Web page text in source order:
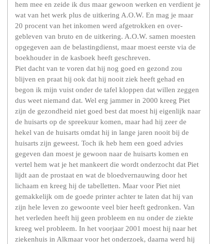
hem mee en zeide ik dus maar gewoon werken en verdient je
wat van het werk plus de uitkering A.O.W. En mag je maar
20 procent van het inkomen werd afgetrokken en over-
gebleven van bruto en de uitkering. A.O.W. samen moesten
opgegeven aan de belastingdienst, maar moest eerste via de
boekhouder in de kasboek heeft geschreven.
Piet dacht van te voren dat hij nog goed en gezond zou
blijven en praat hij ook dat hij nooit ziek heeft gehad en
begon ik mijn vuist onder de tafel kloppen dat willen zeggen
dus weet niemand dat. Wel erg jammer in 2000 kreeg Piet
zijn de gezondheid niet goed best dat moest hij eigenlijk naar
de huisarts op de spreekuur komen, maar had hij zeer de
hekel van de huisarts omdat hij in lange jaren nooit bij de
huisarts zijn geweest. Toch ik heb hem een goed advies
gegeven dan moest je gewoon naar de huisarts komen en
vertel hem wat je het mankeert die wordt onderzocht dat Piet
lijdt aan de prostaat en wat de bloedvernauwing door het
lichaam en kreeg hij de tabelletten. Maar voor Piet niet
gemakkelijk om de goede printer achter te laten dat hij van
zijn hele leven zo gewoonte veel bier heeft gedronken. Van
het verleden heeft hij geen probleem en nu onder de ziekte
kreeg wel probleem. In het voorjaar 2001 moest hij naar het
ziekenhuis in Alkmaar voor het onderzoek, daarna werd hij